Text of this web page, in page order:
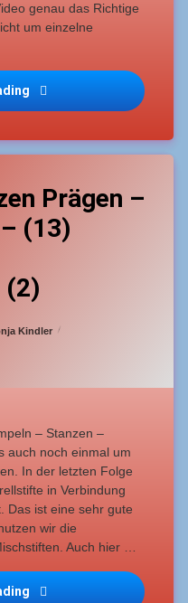
genau das Richtige
um einzelne
Minikatalog September
Prägen –
(13)
Kindler
– Stanzen –
auch noch einmal um
In der letzten Folge
in Verbindung
Das ist eine sehr gute
wir die
Auch hier …
Stempeln Stanzen